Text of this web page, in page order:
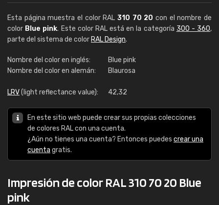
Esta página muestra el color RAL 310 70 20 con el nombre de
color Blue pink. Este color RAL está en la categoría 300 - 360,
parte del sistema de color RAL Design.
Nombre del color en inglés:
Blue pink
Nombre del color en alemán:
Blaurosa
LRV(light reflectance value): 42,32
En este sitio web puede crear sus propias colecciones
de colores RAL con una cuenta.
¿Aún no tienes una cuenta? Entonces puedes crear una
cuenta gratis.
Impresión de color RAL 310 70 20 Blue
pink